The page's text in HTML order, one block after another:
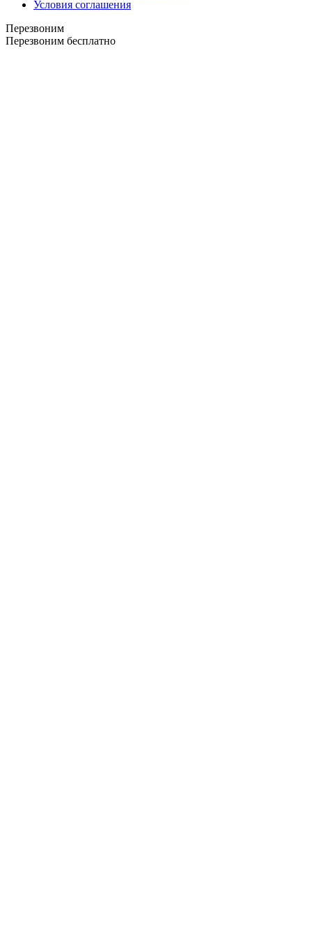
Условия соглашения
Перезвоним
Перезвоним бесплатно